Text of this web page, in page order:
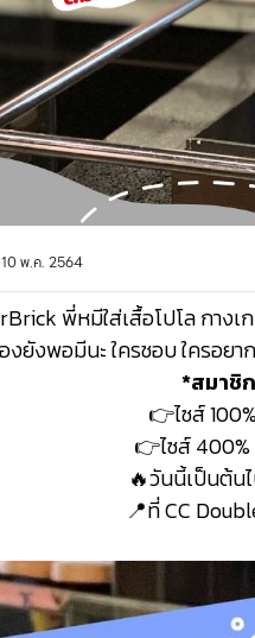
10 พ.ค. 2564
พี่หมีใส่เสื้อโปโล กางเ
งยังพอมีนะ ใครชอบ ใครอยา
*สมาชิ
👉ไซส์
👉ไซส์
🔥วันนี้เป็นต้น
📍ที่ CC